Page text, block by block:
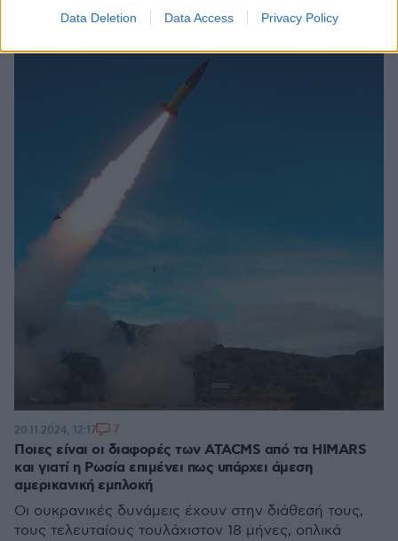
Data Deletion Data Access Privacy Policy
Ποιες είναι οι διαφορές των ATACMS από τα HIMARS
και γιατί η Ρωσία επιμένει πως υπάρχει άμεση
αμερικανική εμπλοκή
Οι ουκρανικές δυνάμεις έχουν στην διάθεσή τους,
τους τελευταίους τουλάχιστον 18 μήνες, οπλικά
20.11.2024, 12:17 7